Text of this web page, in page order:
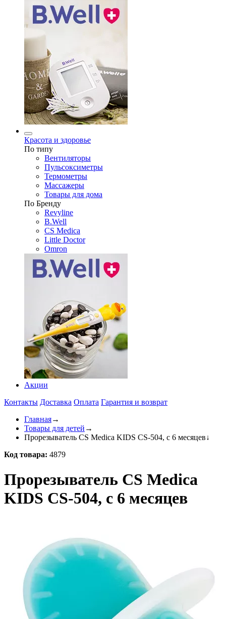
Красота и здоровье
По типу
Вентиляторы
Пульсоксиметры
Термометры
Массажеры
Товары для дома
По Бренду
Revyline
B.Well
CS Medica
Little Doctor
Omron
Акции
Контакты Доставка Оплата Гарантия и возврат
Главная→
Товары для детей →
Прорезыватель CS Medica KIDS CS-504, с 6 месяцев↓
Код товара: 4879
Прорезыватель CS Medica
KIDS CS-504, с 6 месяцев